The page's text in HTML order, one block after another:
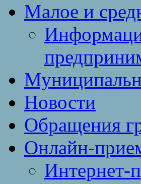
Малое и
Новости
Обращения
Онлайн-
Интернет-